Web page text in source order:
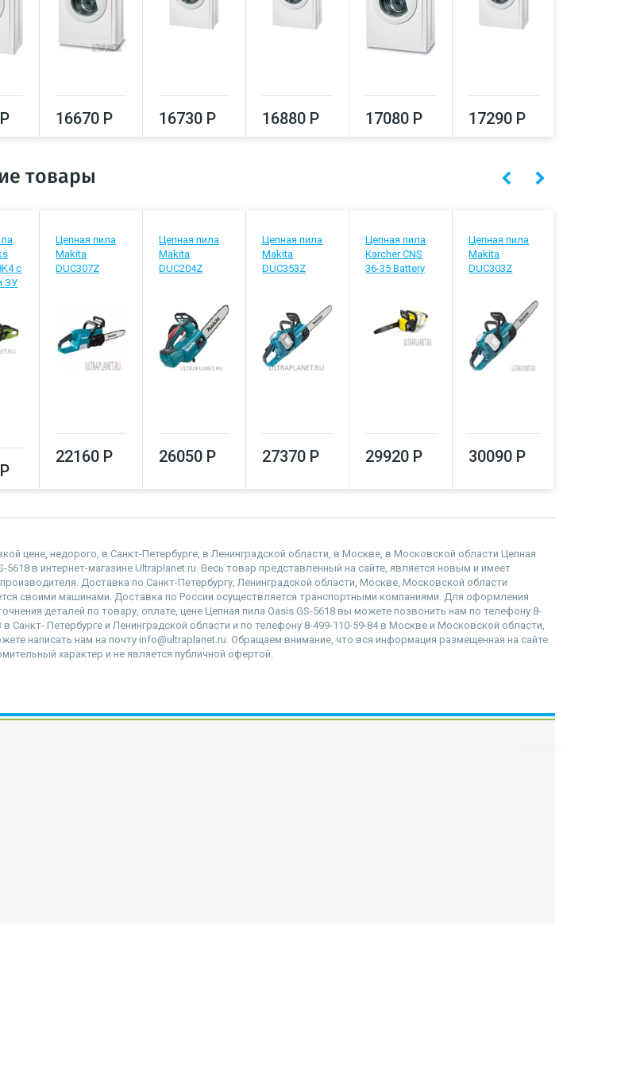
16670 Р 16730 Р 16880 Р 17080 Р 17290 Р
товары
с
ЗУ
Цепная пила
Makita
DUC307Z
22160 Р
Цепная пила
Makita
DUC204Z
26050 Р
Цепная пила
Makita
DUC353Z
27370 Р
Цепная пила
Karcher CNS
36-35 Battery
29920 Р
Цепная пила
Makita
DUC303Z
30090 Р
цене, недорого, в Санкт-Петербурге, в Ленинградской области, в Москве, в Московской области Цепная
5618 в интернет-магазине Ultraplanet.ru. Весь товар представленный на сайте, является новым и имеет
Доставка по Санкт-Петербургу, Ленинградской области, Москве, Московской области
своими машинами. Доставка по России осуществляется транспортными компаниями. Для оформления
деталей по товару, оплате, цене Цепная пила Oasis GS-5618 вы можете позвонить нам по телефону 8-
в Санкт- Петербурге и Ленинградской области и по телефону 8-499-110-59-84 в Москве и Московской области,
написать нам на почту info@ultraplanet.ru. Обращаем внимание, что вся информация размещенная на сайте
характер и не является публичной офертой.
наверх